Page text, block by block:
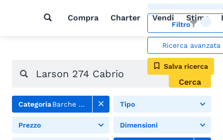
Compra Charter Vendi Stima
Filtro
Ricerca avanzata
Salva ricerca
Cerca
CategoriaBarche a motore Tipo
Prezzo Dimensioni